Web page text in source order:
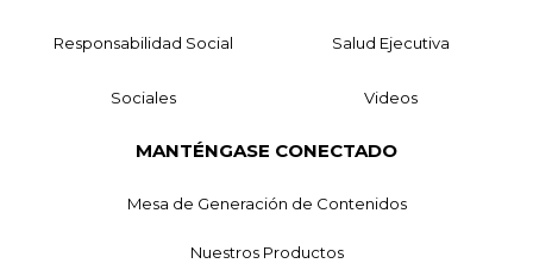
Responsabilidad Social Salud Ejecutiva
Sociales Videos
MANTÉNGASE CONECTADO
Mesa de Generación de Contenidos
Nuestros Productos